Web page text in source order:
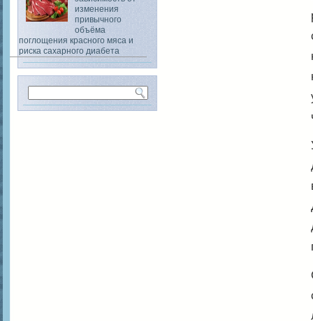
изменения
привычного
объёма
поглощения красного мяса и
риска сахарного диабета